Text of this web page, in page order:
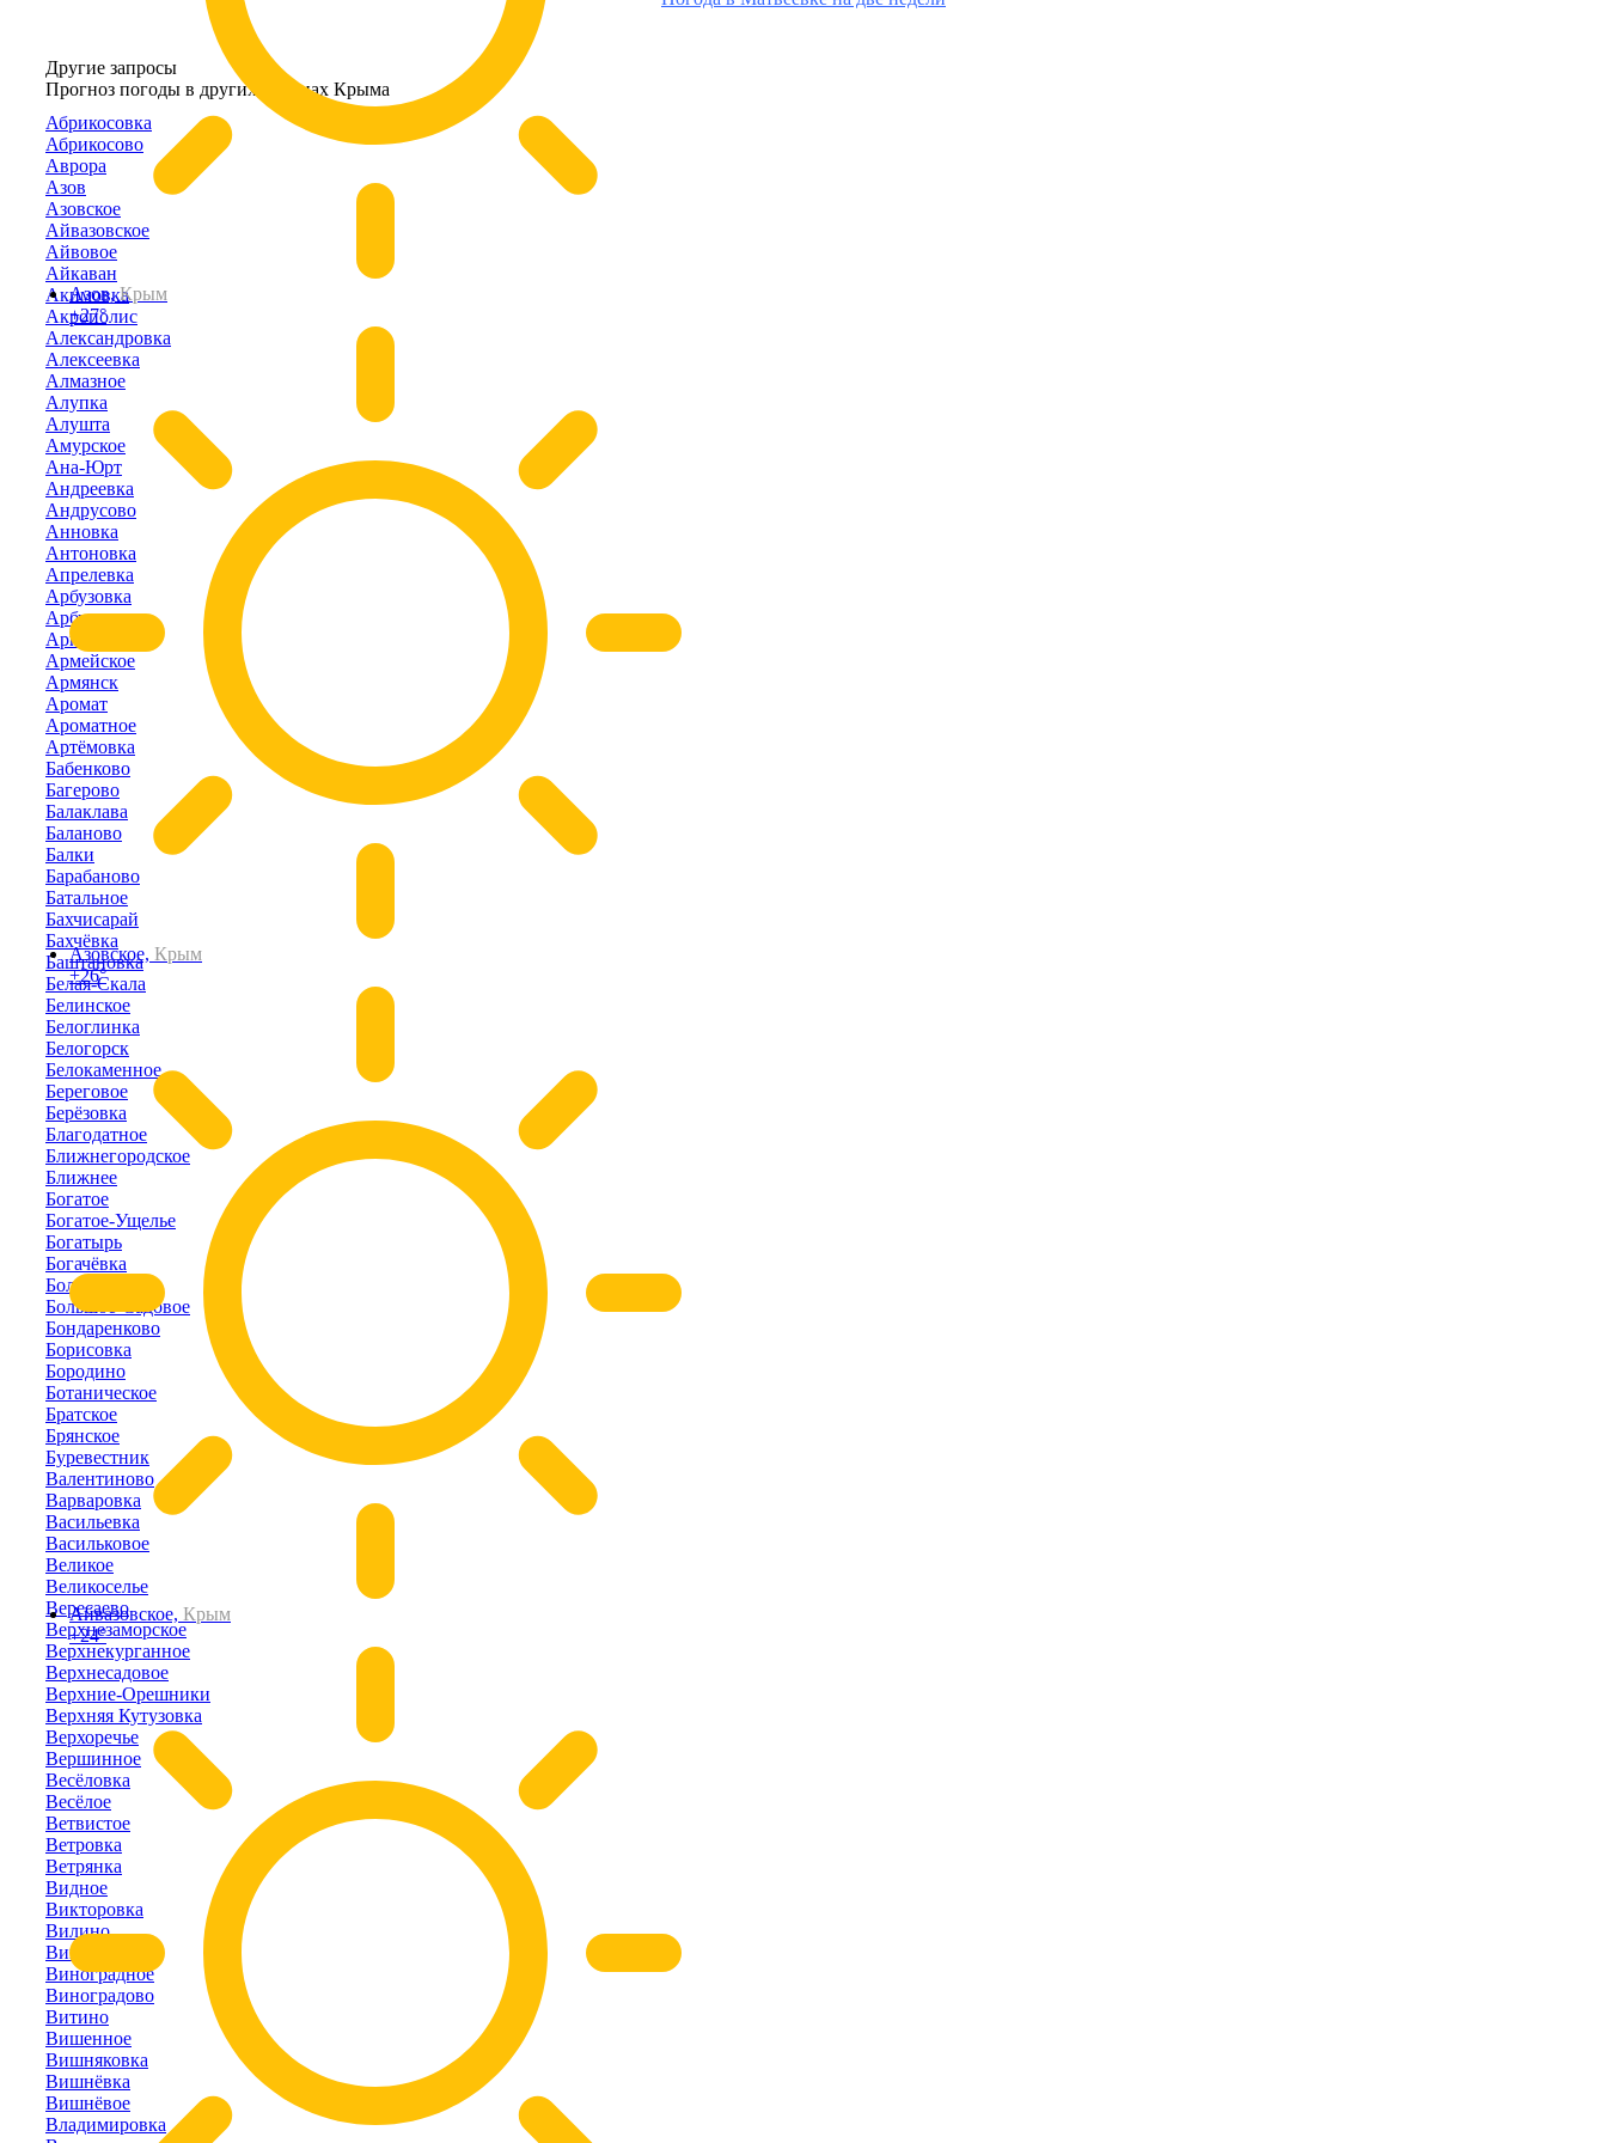
Азов,Крым
+27°
Азовское, Крым
+26°
Айвазовское, Крым
+24°
Другие запросы
Прогноз погоды в других районах Крыма
Абрикосовка
Абрикосово
Аврора
Азов
Азовское
Айвазовское
Айвовое
Айкаван
Акимовка
Акрополис
Александровка
Алексеевка
Алмазное
Алупка
Алушта
Амурское
Ана-Юрт
Андреевка
Андрусово
Анновка
Антоновка
Апрелевка
Арбузовка
Арбузово
Аркадьевка
Армейское
Армянск
Аромат
Ароматное
Артёмовка
Бабенково
Багерово
Балаклава
Баланово
Балки
Барабаново
Батальное
Бахчисарай
Бахчёвка
Баштановка
Белая-Скала
Белинское
Белоглинка
Белогорск
Белокаменное
Береговое
Берёзовка
Благодатное
Ближнегородское
Ближнее
Богатое
Богатое-Ущелье
Богатырь
Богачёвка
Болотное
Большое-Садовое
Бондаренково
Борисовка
Бородино
Ботаническое
Братское
Брянское
Буревестник
Валентиново
Варваровка
Васильевка
Васильковое
Великое
Великоселье
Вересаево
Верхнезаморское
Верхнекурганное
Верхнесадовое
Верхние-Орешники
Верхняя Кутузовка
Верхоречье
Вершинное
Весёловка
Весёлое
Ветвистое
Ветровка
Ветрянка
Видное
Викторовка
Вилино
Винницкое
Виноградное
Виноградово
Витино
Вишенное
Вишняковка
Вишнёвка
Вишнёвое
Владимировка